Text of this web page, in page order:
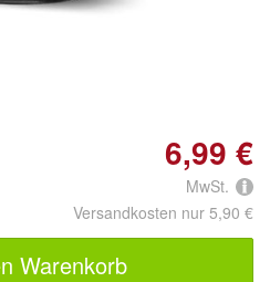
6,99 €
MwSt.
Versandkosten nur 5,90 €
Warenkorb